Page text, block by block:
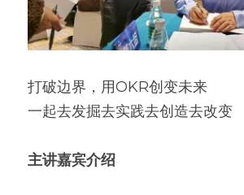
打破边界，用OKR创变未来
一起去发掘去实践去创造去改变
主讲嘉宾介绍